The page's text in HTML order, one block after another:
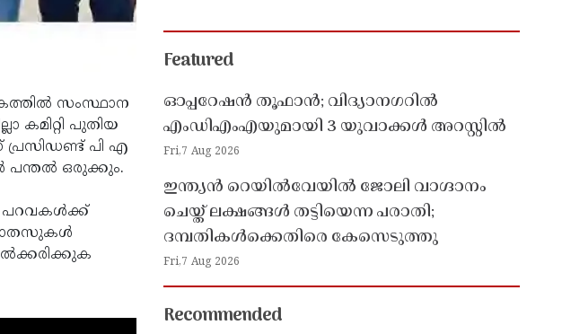
സംസ്ഥാന
കമിറ്റി പുതിയ
പി എ
പന്തല്‍ ഒരുക്കും.
പറവകള്‍ക്ക്
Featured
ഓപ്പറേഷൻ തൂഫാൻ; വിദ്യാനഗറിൽ
എംഡിഎംഎയുമായി 3 യുവാക്കൾ അറസ്റ്റിൽ
Fri,7 Aug 2026
ഇന്ത്യൻ റെയിൽവേയിൽ ജോലി വാഗ്ദാനം
ചെയ്ത് ലക്ഷങ്ങൾ തട്ടിയെന്ന പരാതി;
ദമ്പതികൾക്കെതിരെ കേസെടുത്തു
Fri,7 Aug 2026
Recommended